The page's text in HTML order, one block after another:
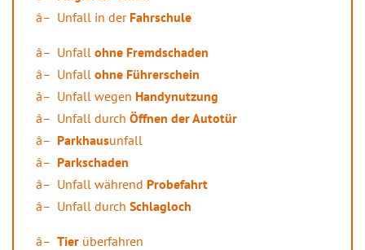
Unfall in der Fahrschule
Unfall ohne Fremdschaden
Unfall ohne Führerschein
Unfall wegen Handynutzung
Unfall durch Öffnen der Autotür
Parkhausunfall
Parkschaden
Unfall während Probefahrt
Unfall durch Schlagloch
Tier überfahren